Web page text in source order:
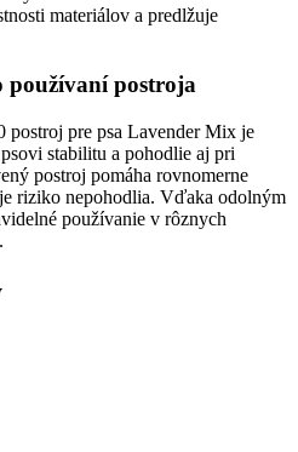
materiálov a predlžuje
používaní postroja
pre psa Lavender Mix je
stabilitu a pohodlie aj pri
postroj pomáha rovnomerne
riziko nepohodlia. Vďaka odolným
používanie v rôznych